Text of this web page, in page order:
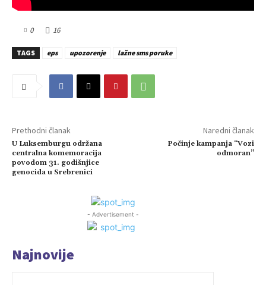
0 16
TAGS eps upozorenje lažne sms poruke
Prethodni članak
U Luksemburgu održana
centralna komemoracija
povodom 31. godišnjice
genocida u Srebrenici
Naredni članak
Počinje kampanja “Vozi
odmoran”
- Advertisement -
Najnovije